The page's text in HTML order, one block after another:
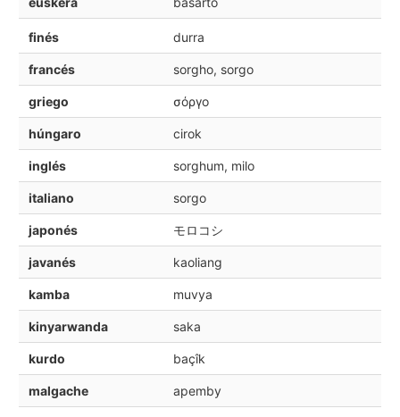
finés durra
francés sorgho, sorgo
griego σόργο
húngaro cirok
inglés sorghum, milo
italiano sorgo
japonés モロコシ
javanés kaoliang
kamba muvya
kinyarwanda saka
kurdo baçîk
malgache apemby